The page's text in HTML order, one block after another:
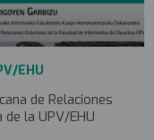
EHU
de Relaciones
la UPV/EHU